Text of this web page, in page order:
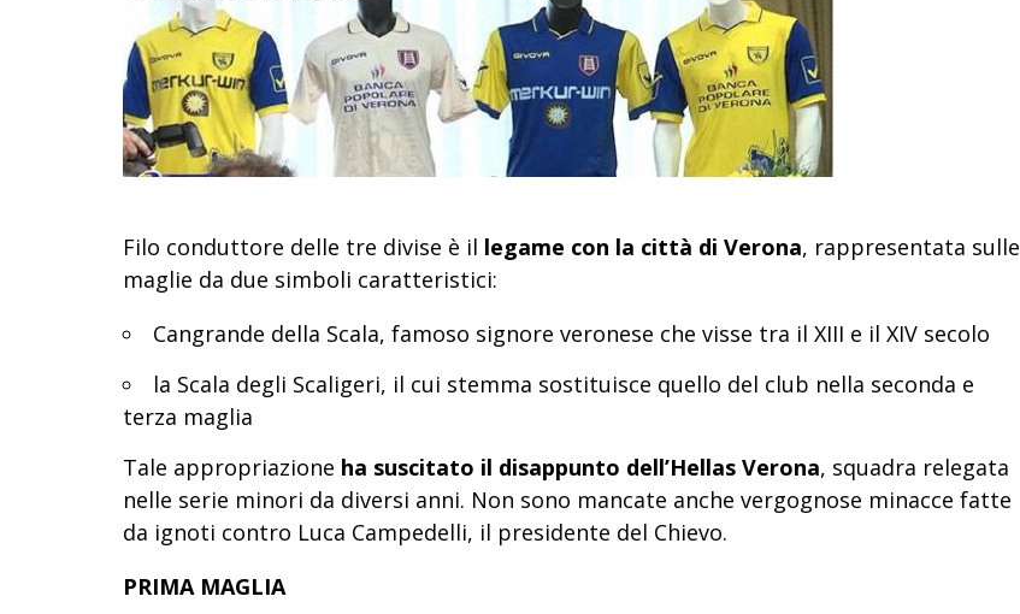
Filo conduttore delle tre divise è il legame con la città di Verona, rappresentata sulle
maglie da due simboli caratteristici:
Cangrande della Scala, famoso signore veronese che visse tra il XIII e il XIV secolo
la Scala degli Scaligeri, il cui stemma sostituisce quello del club nella seconda e
terza maglia
Tale appropriazione ha suscitato il disappunto dell’Hellas Verona, squadra relegata
nelle serie minori da diversi anni. Non sono mancate anche vergognose minacce fatte
da ignoti contro Luca Campedelli, il presidente del Chievo.
PRIMA MAGLIA